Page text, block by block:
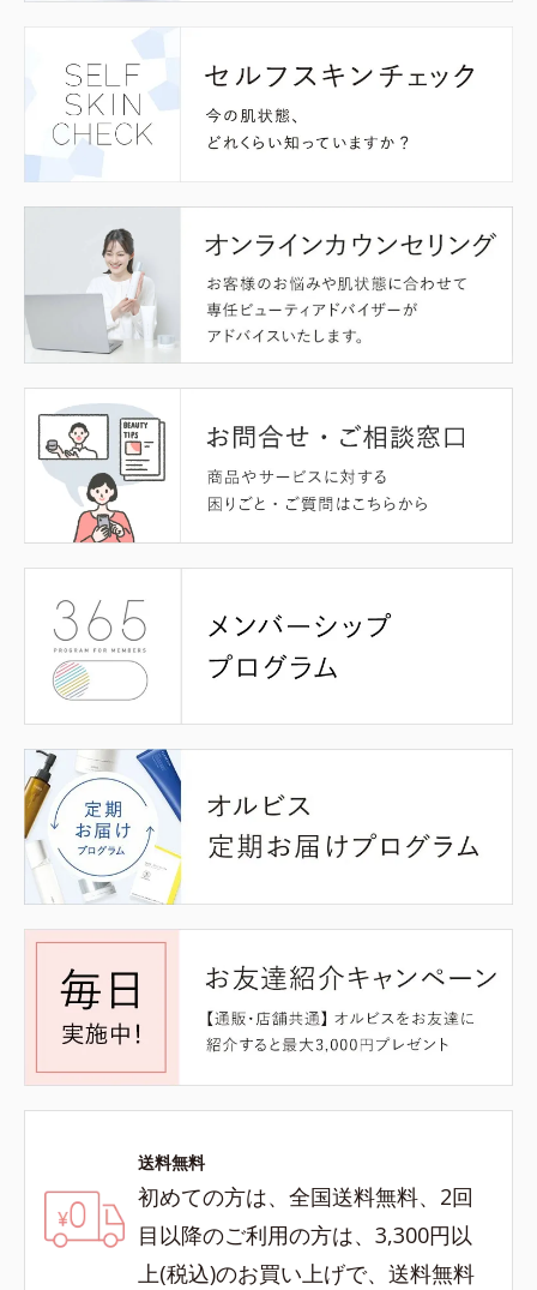
送料無料
初めての方は、全国送料無料、2回
目以降のご利用の方は、3,300円以
上(税込)のお買い上げで、送料無料